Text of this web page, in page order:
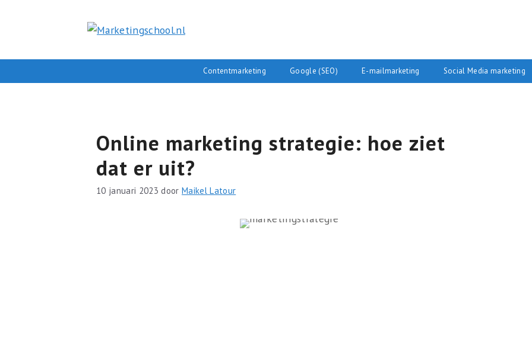
inhoud
Contentmarketing Google (SEO) E-mailmarketing Social Media marketing
Online marketing strategie: hoe ziet
dat er uit?
10 januari 2023 door Maikel Latour